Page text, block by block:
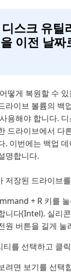
스크 유틸
이전 날짜
떻게 복원할 수
라이브 볼륨의 백
용해야 합니다.
드라이브에서 다
. 이번에는 백업
명합니다.
저장된 드라이브
+ R 키를
니다(Intel). 실리
원 버튼을 길게 눌
티를 선택하고 클
려면 보기를 선택